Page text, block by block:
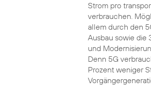
Strom pro
verbrauchen.
allem durch den
Ausbau sowie die
und
Denn 5G
Prozent weniger